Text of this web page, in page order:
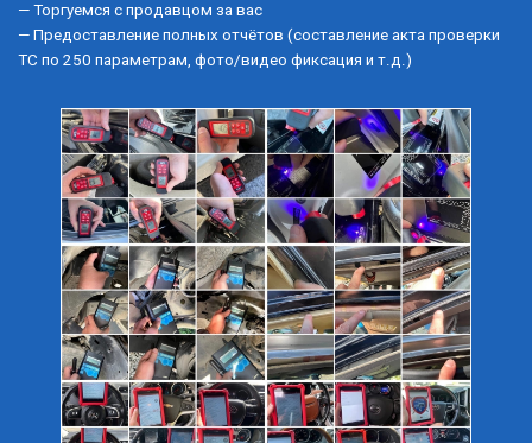
— Торгуемся с продавцом за вас
— Предоставление полных отчётов (составление акта проверки
ТС по 250 параметрам, фото/видео фиксация и т.д.)